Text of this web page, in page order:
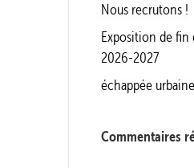
Nous recrutons !
Exposition de fin
2026-2027
échappée urbaine
Commentaires